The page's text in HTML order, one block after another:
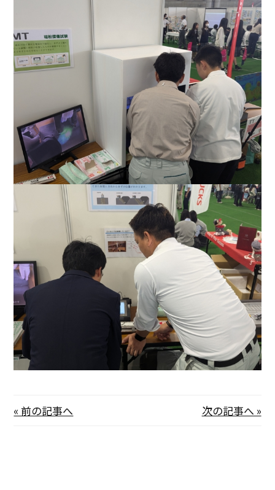
« 前の記事へ 次の記事へ »